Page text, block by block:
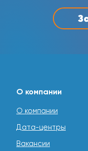
имена в личном
О компании
О компании
Дата-центры
Вакансии